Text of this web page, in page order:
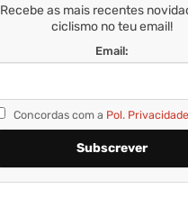
Recebe as mais recentes
ciclismo no teu email!
Email:
Concordas com a Pol.